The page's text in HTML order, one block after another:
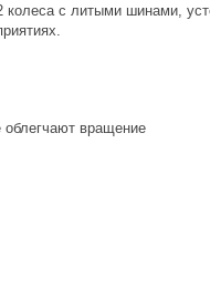
колеса с литыми шинами,
вращение